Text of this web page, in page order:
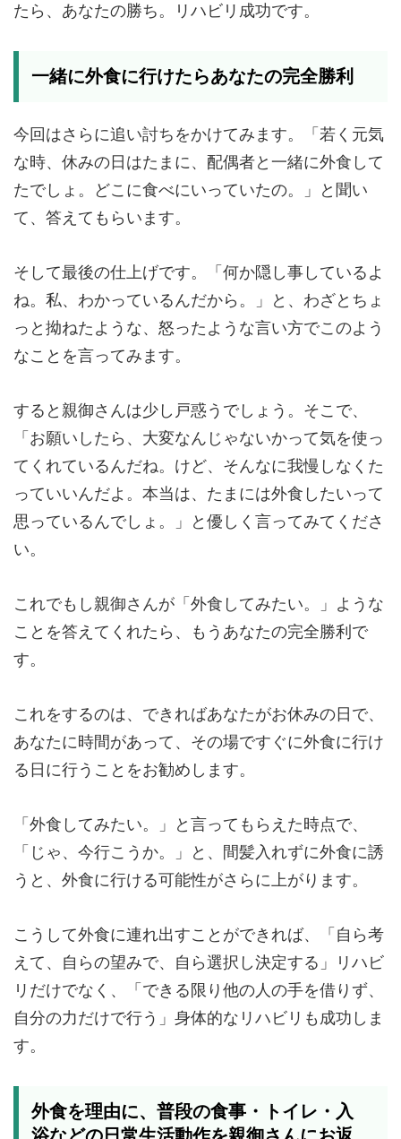
たら、あなたの勝ち。リハビリ成功です。
一緒に外食に行けたらあなたの完全勝利
今回はさらに追い討ちをかけてみます。「若く元気
な時、休みの日はたまに、配偶者と一緒に外食して
たでしょ。どこに食べにいっていたの。」と聞い
て、答えてもらいます。
そして最後の仕上げです。「何か隠し事しているよ
ね。私、わかっているんだから。」と、わざとちょ
っと拗ねたような、怒ったような言い方でこのよう
なことを言ってみます。
すると親御さんは少し戸惑うでしょう。そこで、
「お願いしたら、大変なんじゃないかって気を使っ
てくれているんだね。けど、そんなに我慢しなくた
っていいんだよ。本当は、たまには外食したいって
思っているんでしょ。」と優しく言ってみてくださ
い。
これでもし親御さんが「外食してみたい。」ような
ことを答えてくれたら、もうあなたの完全勝利で
す。
これをするのは、できればあなたがお休みの日で、
あなたに時間があって、その場ですぐに外食に行け
る日に行うことをお勧めします。
「外食してみたい。」と言ってもらえた時点で、
「じゃ、今行こうか。」と、間髪入れずに外食に誘
うと、外食に行ける可能性がさらに上がります。
こうして外食に連れ出すことができれば、「自ら考
えて、自らの望みで、自ら選択し決定する」リハビ
リだけでなく、「できる限り他の人の手を借りず、
自分の力だけで行う」身体的なリハビリも成功しま
す。
外食を理由に、普段の食事・トイレ・入